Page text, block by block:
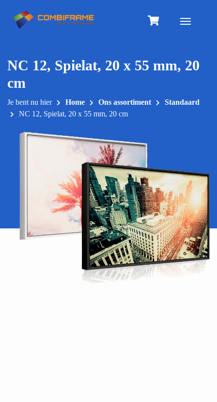
naar
Toggle
NC 12, Spielat, 20 x 55 mm, 20
cm
Je bent nu hier Home Ons assortiment
Standaard
NC 12, Spielat, 20 x 55 mm, 20 cm